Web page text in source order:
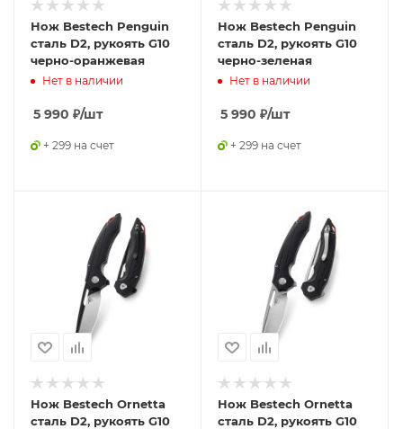
Нож Bestech Penguin
сталь D2, рукоять G10
черно-оранжевая
Нет в наличии
5 990 ₽/шт
+ 299 на счет
Нож Bestech Penguin
сталь D2, рукоять G10
черно-зеленая
Нет в наличии
5 990 ₽/шт
+ 299 на счет
Нож Bestech Ornetta
сталь D2, рукоять G10
Нож Bestech Ornetta
сталь D2, рукоять G10